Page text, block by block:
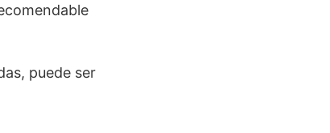
puede ser